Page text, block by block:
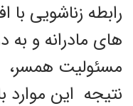
رابطه زناشویی
های مادرانه و
مسئولیت همسر،
نتیجه این